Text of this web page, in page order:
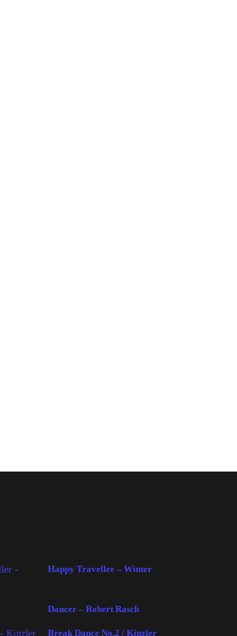
Happy Traveller – Winter
Dancer – Robert Rasch
Break Dance No.2 / Kinzler